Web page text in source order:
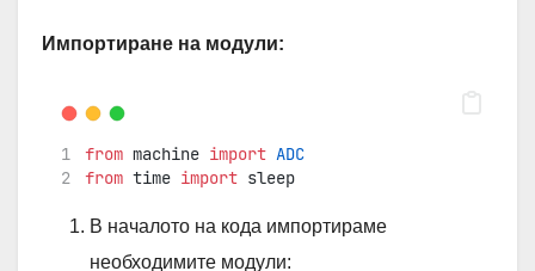
Импортиране на модули:
from machine import ADC
from time import sleep
В началото на кода импортираме
необходимите модули: